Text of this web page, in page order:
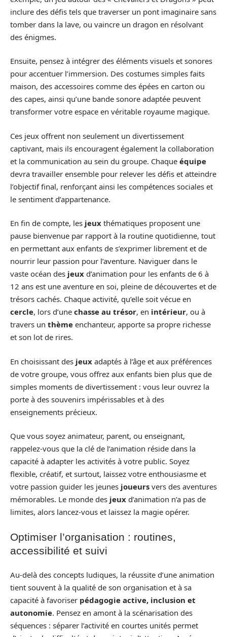
inclure des défis tels que traverser un pont imaginaire sans
tomber dans la lave, ou vaincre un dragon en résolvant
des énigmes.
Ensuite, pensez à intégrer des éléments visuels et sonores
pour accentuer l’immersion. Des costumes simples faits
maison, des accessoires comme des épées en carton ou
des capes, ainsi qu’une bande sonore adaptée peuvent
transformer votre espace en véritable royaume magique.
Ces jeux offrent non seulement un divertissement
captivant, mais ils encouragent également la collaboration
et la communication au sein du groupe. Chaque équipe
devra travailler ensemble pour relever les défis et atteindre
l’objectif final, renforçant ainsi les compétences sociales et
le sentiment d’appartenance.
En fin de compte, les jeux thématiques proposent une
pause bienvenue par rapport à la routine quotidienne, tout
en permettant aux enfants de s’exprimer librement et de
nourrir leur passion pour l’aventure. Naviguer dans le
vaste océan des jeux d’animation pour les enfants de 6 à
12 ans est une aventure en soi, pleine de découvertes et de
trésors cachés. Chaque activité, qu’elle soit vécue en
cercle, lors d’une chasse au trésor, en intérieur, ou à
travers un thème enchanteur, apporte sa propre richesse
et son lot de rires.
En choisissant des jeux adaptés à l’âge et aux préférences
de votre groupe, vous offrez aux enfants bien plus que de
simples moments de divertissement : vous leur ouvrez la
porte à des souvenirs impérissables et à des
enseignements précieux.
Que vous soyez animateur, parent, ou enseignant,
rappelez-vous que la clé de l’animation réside dans la
capacité à adapter les activités à votre public. Soyez
flexible, créatif, et surtout, laissez votre enthousiasme et
votre passion guider les jeunes joueurs vers des aventures
mémorables. Le monde des jeux d’animation n’a pas de
limites, alors lancez-vous et laissez la magie opérer.
Optimiser l’organisation : routines,
accessibilité et suivi
Au-delà des concepts ludiques, la réussite d’une animation
tient souvent à la qualité de son organisation et à sa
capacité à favoriser pédagogie active, inclusion et
autonomie. Pensez en amont à la scénarisation des
séquences : séparer l’activité en courtes unités permet